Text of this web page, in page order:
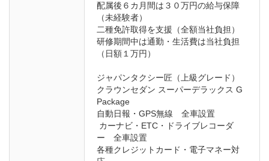
配属後６カ月間は３０万円の給与保障
（未経験者）
二種免許取得を支援（全額当社負担）
研修期間中は通勤・生活費は当社負担
（日額１万円）
ジャパンタクシー匠（上級グレード）
クラウンセダン スーパーデラックス G
Package
自動日報・GPS無線　全車設置
ー　全車設置
各種クレジットカード・電子マネー対